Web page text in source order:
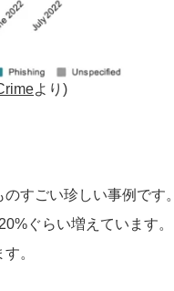
より)
すごい珍しい事例です。
ぐらい増えています。
。